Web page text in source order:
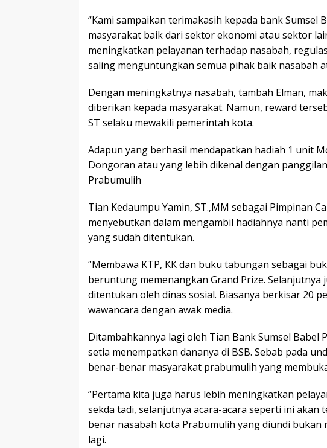
“Kami sampaikan terimakasih kepada bank Sumsel
masyarakat baik dari sektor ekonomi atau sektor
meningkatkan pelayanan terhadap nasabah,
saling menguntungkan semua pihak baik nasabah
Dengan meningkatnya nasabah, tambah Elman,
diberikan kepada masyarakat. Namun, reward
ST selaku mewakili pemerintah kota.
Adapun yang berhasil mendapatkan hadiah 1 unit
Dongoran atau yang lebih dikenal dengan
Prabumulih
Tian Kedaumpu Yamin, ST.,MM sebagai Pimpinan
menyebutkan dalam mengambil hadiahnya nanti
yang sudah ditentukan.
“Membawa KTP, KK dan buku tabungan sebagai
beruntung memenangkan Grand Prize. Selanjutnya
ditentukan oleh dinas sosial. Biasanya berkisar 20
wawancara dengan awak media.
Ditambahkannya lagi oleh Tian Bank Sumsel
setia menempatkan dananya di BSB. Sebab pada
benar-benar masyarakat prabumulih yang
“Pertama kita juga harus lebih meningkatkan
sekda tadi, selanjutnya acara-acara seperti ini
benar nasabah kota Prabumulih yang diundi bukan
lagi.